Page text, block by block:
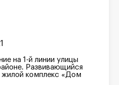
на 1-й линии улицы
Развивающийся
комплекс «Дом